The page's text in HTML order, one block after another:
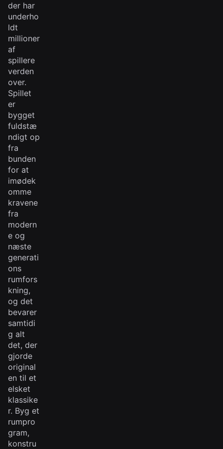
der har
underho
ldt
millioner
af
spillere
verden
over.
Spillet
er
bygget
fuldstæ
ndigt op
fra
bunden
for at
imødek
omme
kravene
fra
modern
e og
næste
generati
ons
rumfors
kning,
og det
bevarer
samtidi
g alt
det, der
gjorde
original
en til et
elsket
klassike
r. Byg et
rumpro
gram,
konstru